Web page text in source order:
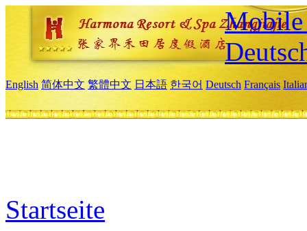
Mobile
English 简体中文 繁體中文 日本語 한국어 Deutsch Français
Startseite